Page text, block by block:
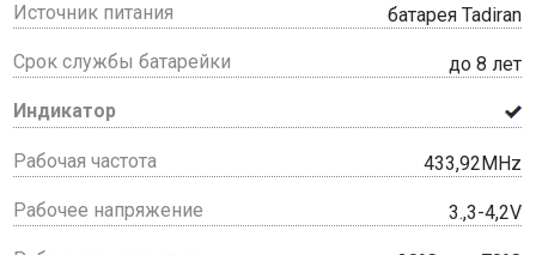
Источник питания батарея Tadiran
Срок службы батарейки до 8 лет
Индикатор
Рабочая частота 433,92MHz
Рабочее напряжение 3.,3-4,2V